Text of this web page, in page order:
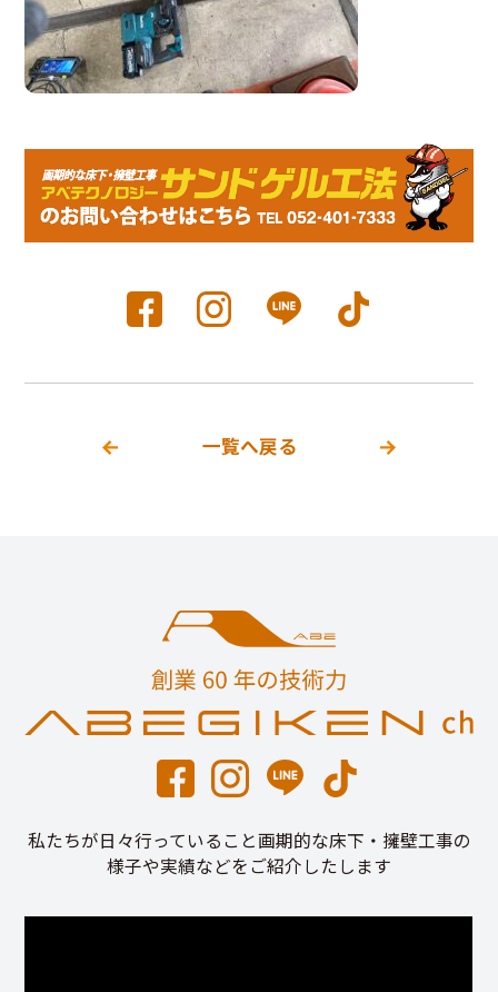
一覧へ戻る
私たちが日々行っていること画期的な床下・擁壁工事の
様子や実績などをご紹介したします